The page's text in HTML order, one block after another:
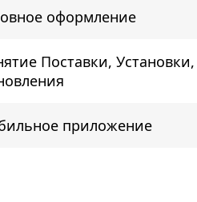
оформление
Поставки, Установки,
приложение